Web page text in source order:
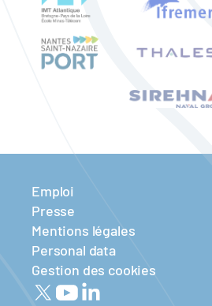
Emploi
Presse
Mentions légales
Personal data
Gestion des cookies